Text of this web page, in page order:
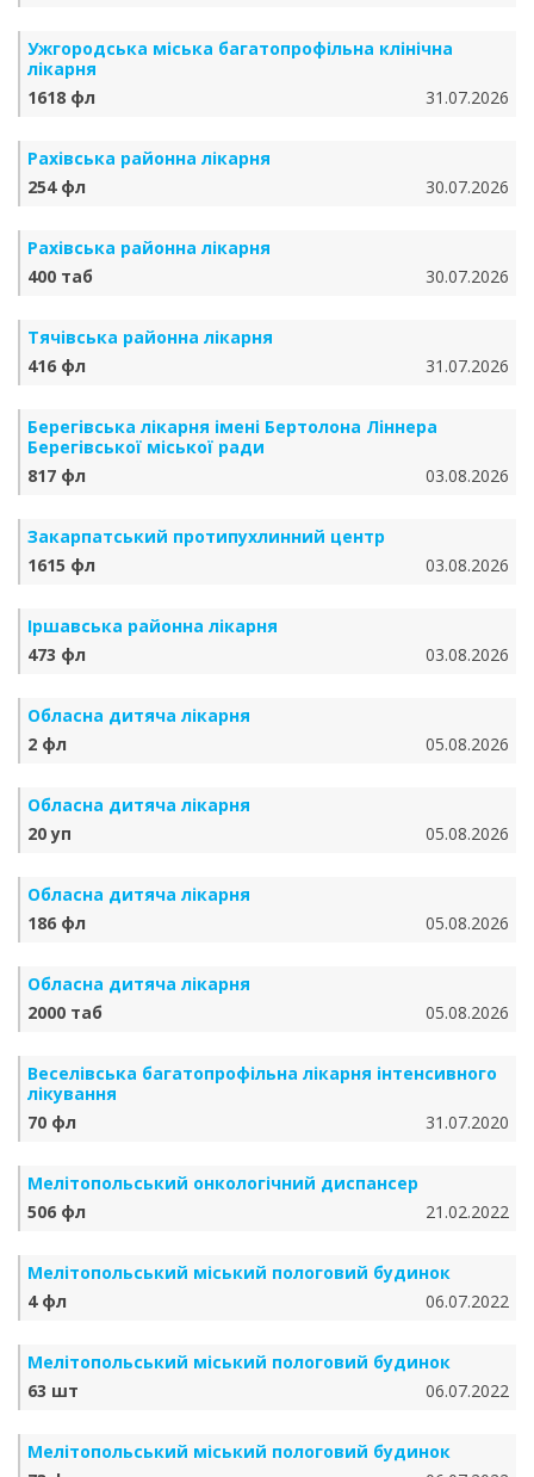
Ужгородська міська багатопрофільна клінічна
лікарня
1618 фл
31.07.2026
Рахівська районна лікарня
254 фл
30.07.2026
Рахівська районна лікарня
400 таб
30.07.2026
Тячівська районна лікарня
416 фл
31.07.2026
Берегівська лікарня імені Бертолона Ліннера
Берегівської міської ради
817 фл
03.08.2026
Закарпатський протипухлинний центр
1615 фл
03.08.2026
Іршавська районна лікарня
473 фл
03.08.2026
Обласна дитяча лікарня
2 фл
05.08.2026
Обласна дитяча лікарня
20 уп
05.08.2026
Обласна дитяча лікарня
186 фл
05.08.2026
Обласна дитяча лікарня
2000 таб
05.08.2026
Веселівська багатопрофільна лікарня інтенсивного
лікування
70 фл
31.07.2020
Мелітопольський онкологічний диспансер
506 фл
21.02.2022
Мелітопольський міський пологовий будинок
4 фл
06.07.2022
Мелітопольський міський пологовий будинок
63 шт
06.07.2022
Мелітопольський міський пологовий будинок